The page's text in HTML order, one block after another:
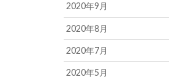
2020年9月
2020年8月
2020年7月
2020年5月